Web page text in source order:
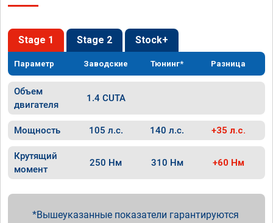
Stage 1 Stage 2 Stock+
Параметр Заводские Тюнинг* Разница
Объем
двигателя
1.4 CUTA
Мощность 105 л.с. 140 л.с. +35 л.с.
Крутящий
момент
250 Нм 310 Нм +60 Нм
Вышеуказанные показатели гарантируются